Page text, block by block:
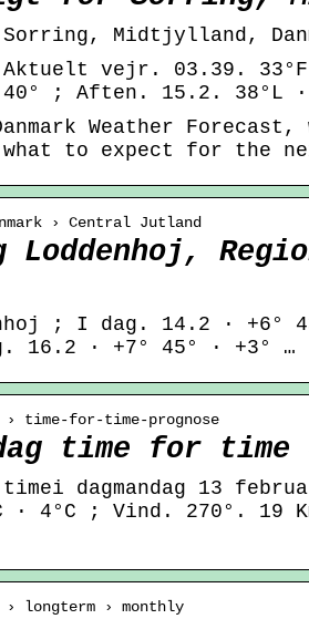
Midtjylland,
vejr. 03.39. 33°F
40° ; Aften. 15.2. 38°L ·
Weather
to expect for the
› Central Jutland
; I dag. 14.2 · +6°
16.2 · +7° 45° · +3° …
time-for-time-prognose
time for time
dagmandag 13
· 4°C ; Vind. 270°. 19
longterm › monthly